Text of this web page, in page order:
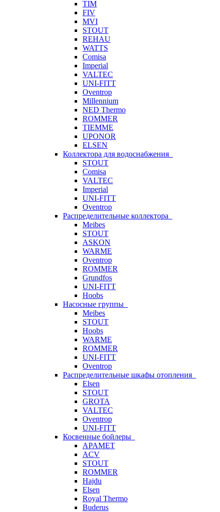
TIM
FIV
MVI
STOUT
REHAU
WATTS
Comisa
Imperial
VALTEC
UNI-FITT
Oventrop
Millennium
NED Thermo
ROMMER
TIEMME
UPONOR
ELSEN
Коллектора для водоснабжения
STOUT
Comisa
VALTEC
Imperial
UNI-FITT
Oventrop
Распределительные коллектора
Meibes
STOUT
ASKON
WARME
Oventrop
ROMMER
Grundfos
UNI-FITT
Hoobs
Насосные группы
Meibes
STOUT
Hoobs
WARME
ROMMER
UNI-FITT
Oventrop
Распределительные шкафы отопления
Elsen
STOUT
GROTA
VALTEC
Oventrop
UNI-FITT
Косвенные бойлеры
APAMET
ACV
STOUT
ROMMER
Hajdu
Elsen
Royal Thermo
Buderus